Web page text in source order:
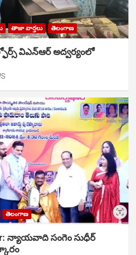
తాజా వార్తలు తెలంగాణ
విఎన్ఆర్ అద్వర్యంలో
తెలంగాణ
న్యాయవాది సంగెం సుధీర్